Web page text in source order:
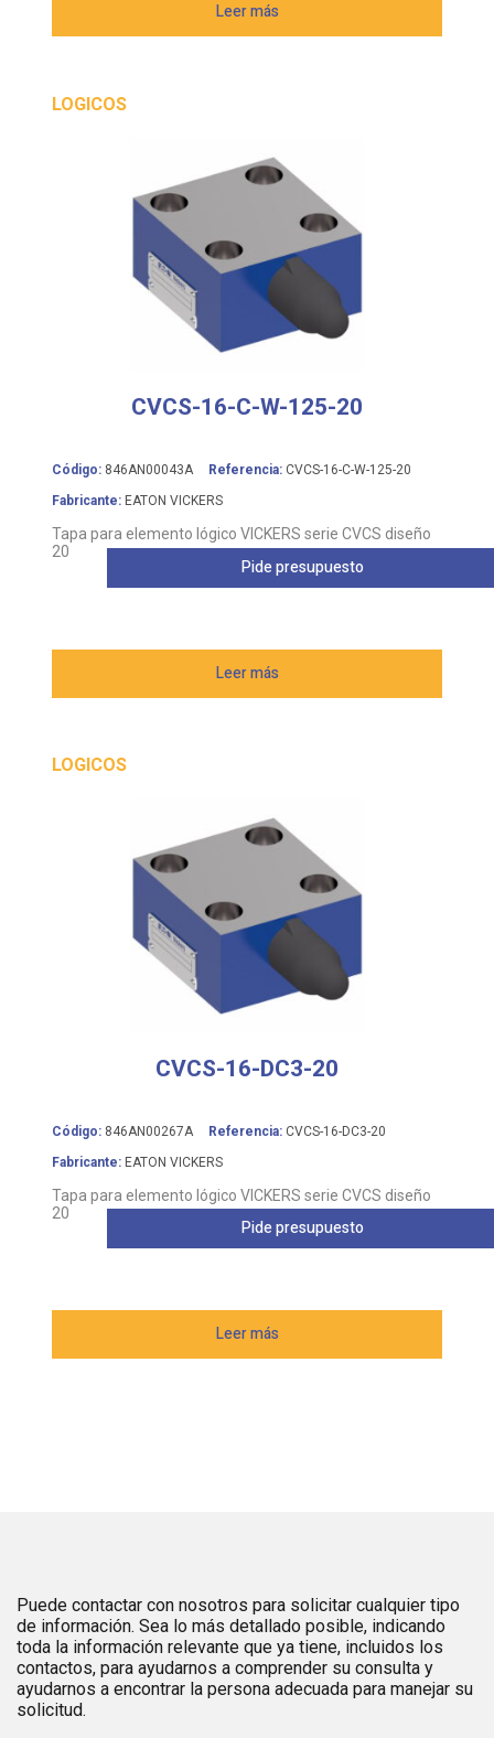
Leer más
LOGICOS
CVCS-16-C-W-125-20
Código: 846AN00043A Referencia: CVCS-16-C-W-125-20
Fabricante: EATON VICKERS
Tapa para elemento lógico VICKERS serie CVCS diseño
20
Leer más
Pide presupuesto
LOGICOS
CVCS-16-DC3-20
Código: 846AN00267A Referencia: CVCS-16-DC3-20
Fabricante: EATON VICKERS
Tapa para elemento lógico VICKERS serie CVCS diseño
20
Leer más
Pide presupuesto
Puede contactar con nosotros para solicitar cualquier tipo
de información. Sea lo más detallado posible, indicando
toda la información relevante que ya tiene, incluidos los
contactos, para ayudarnos a comprender su consulta y
ayudarnos a encontrar la persona adecuada para manejar su
solicitud.